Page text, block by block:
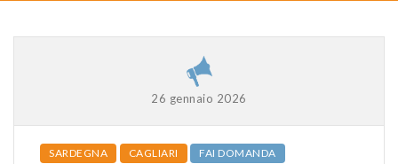
26 gennaio 2026
SARDEGNA CAGLIARI
FAI DOMANDA